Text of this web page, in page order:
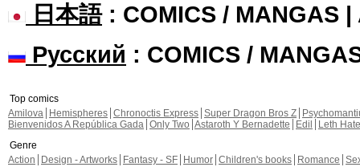
日本語: COMICS / MANGAS |
Русский : COMICS /
Top comics
Amilova
Hemispheres Chronoctis Express Super Dragon Bros Z
Bienvenidos A República Gada Only Two Astaroth Y Bernadette Edil
Leth Hate
Genre
Action
Design - Artworks Fantasy - SF Humor Children's books Romance